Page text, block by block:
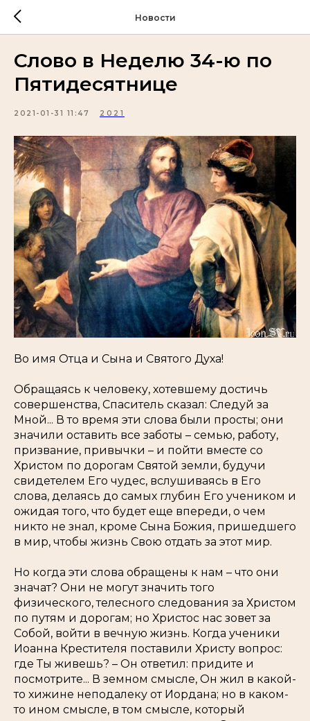
Новости
Слово в Неделю 34-ю по
Пятидесятнице
2021-01-31 11:47 2021
Во имя Отца и Сына и Святого Духа!
Обращаясь к человеку, хотевшему достичь
совершенства, Спаситель сказал: Следуй за
Мной... В то время эти слова были просты; они
значили оставить все заботы – семью, работу,
призвание, привычки – и пойти вместе со
Христом по дорогам Святой земли, будучи
свидетелем Его чудес, вслушиваясь в Его
слова, делаясь до самых глубин Его учеником и
ожидая того, что будет еще впереди, о чем
никто не знал, кроме Сына Божия, пришедшего
в мир, чтобы жизнь Свою отдать за этот мир.
Но когда эти слова обращены к нам – что они
значат? Они не могут значить того
физического, телесного следования за Христом
по путям и дорогам; но Христос нас зовет за
Собой, войти в вечную жизнь. Когда ученики
Иоанна Крестителя поставили Христу вопрос:
где Ты живешь? – Он ответил: придите и
посмотрите... В земном смысле, Он жил в какой-
то хижине неподалеку от Иордана; но в каком-
то ином смысле, в том смысле, который